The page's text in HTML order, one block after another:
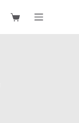
Carro